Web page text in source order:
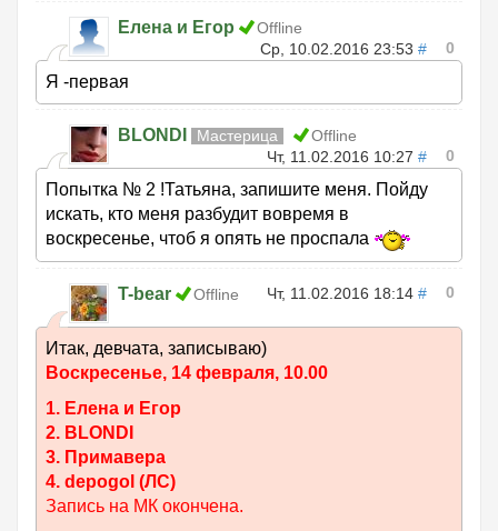
Елена и Егор
Offline
Ср, 10.02.2016 23:53 # 0
Я -первая
BLONDI Мастерица
Offline
Чт, 11.02.2016 10:27 # 0
Попытка № 2 !Татьяна, запишите меня. Пойду
искать, кто меня разбудит вовремя в
воскресенье, чтоб я опять не проспала
T-bear Offline Чт, 11.02.2016 18:14 # 0
Итак, девчата, записываю)
Воскресенье, 14 февраля, 10.00
1. Елена и Егор
2. BLONDI
3. Примавера
4. depogol (ЛС)
Запись на МК окончена.